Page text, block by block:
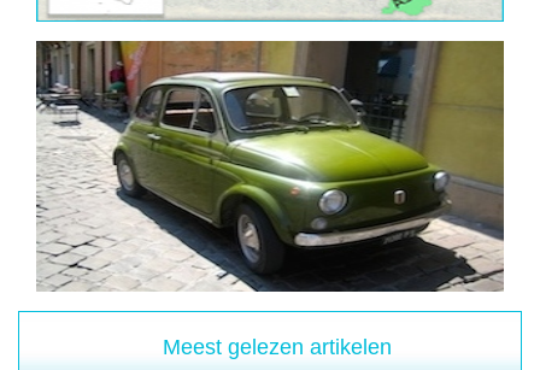
Meest gelezen artikelen